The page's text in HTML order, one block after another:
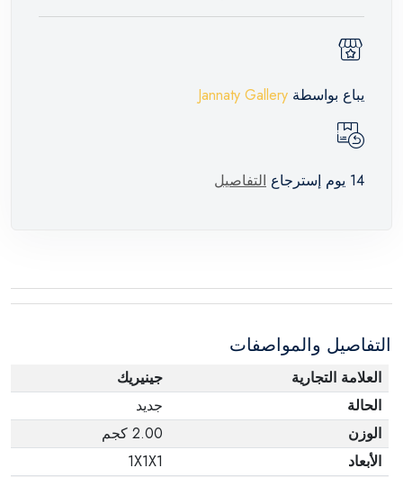
يباع بواسطة Jannaty Gallery
14 يوم إسترجاع التفاصيل
التفاصيل والمواصفات
العلامة التجارية
جينيريك
الحالة
جديد
الوزن
2.00 كجم
الأبعاد
1X1X1